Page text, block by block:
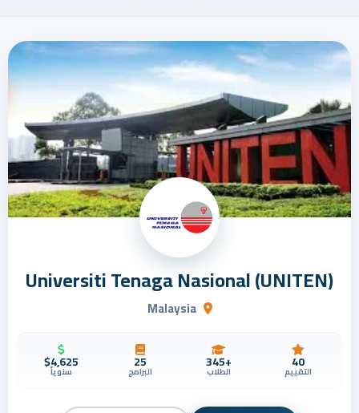
Universiti Tenaga Nasional (UNITEN)
Malaysia
40
التقييم +345الطلاب 25
البرامج $4,625
سنوياً